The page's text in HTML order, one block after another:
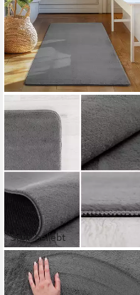
Sehr beliebt
SIMPEX24
Teppich Unicolor - Einfarbig,